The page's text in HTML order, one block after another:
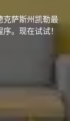
萨斯州凯勒最
。现在试试！